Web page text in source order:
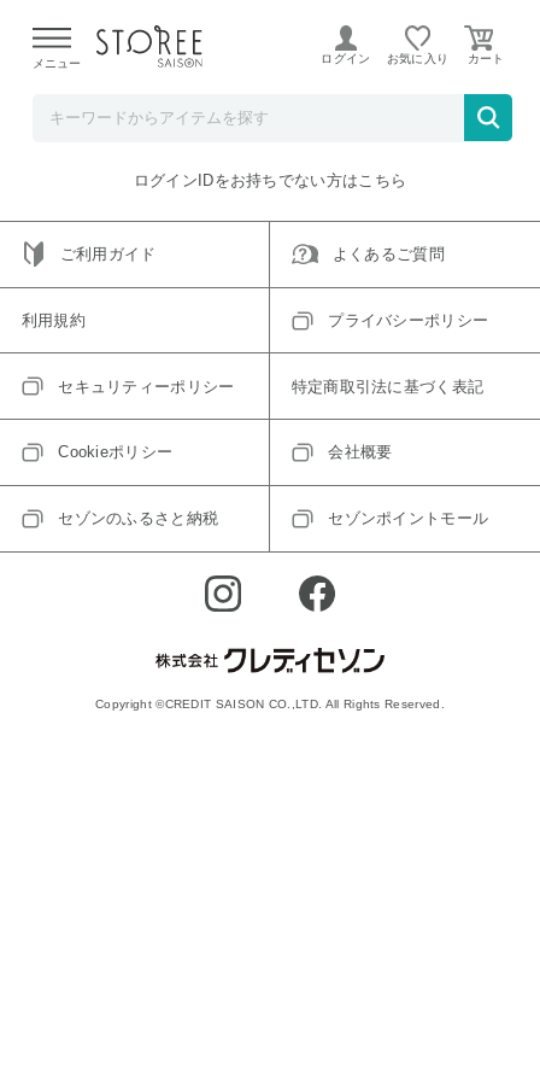
よる配送遅延が発生しております。
メニュー ログイン お気に入り
ご指定のアイテムは取り扱い終了、またはただいま取り扱い
トップへ戻る
ログインIDをお持ちでない方はこちら
ご利用ガイド よくあるご質問
利用規約 プライバシーポリシー
セキュリティーポリシー 特定商取引法に基づく表記
Cookieポリシー 会社概要
セゾンのふるさと納税 セゾンポイントモール
Copyright ©CREDIT SAISON CO.,LTD. All Rights Reserved.